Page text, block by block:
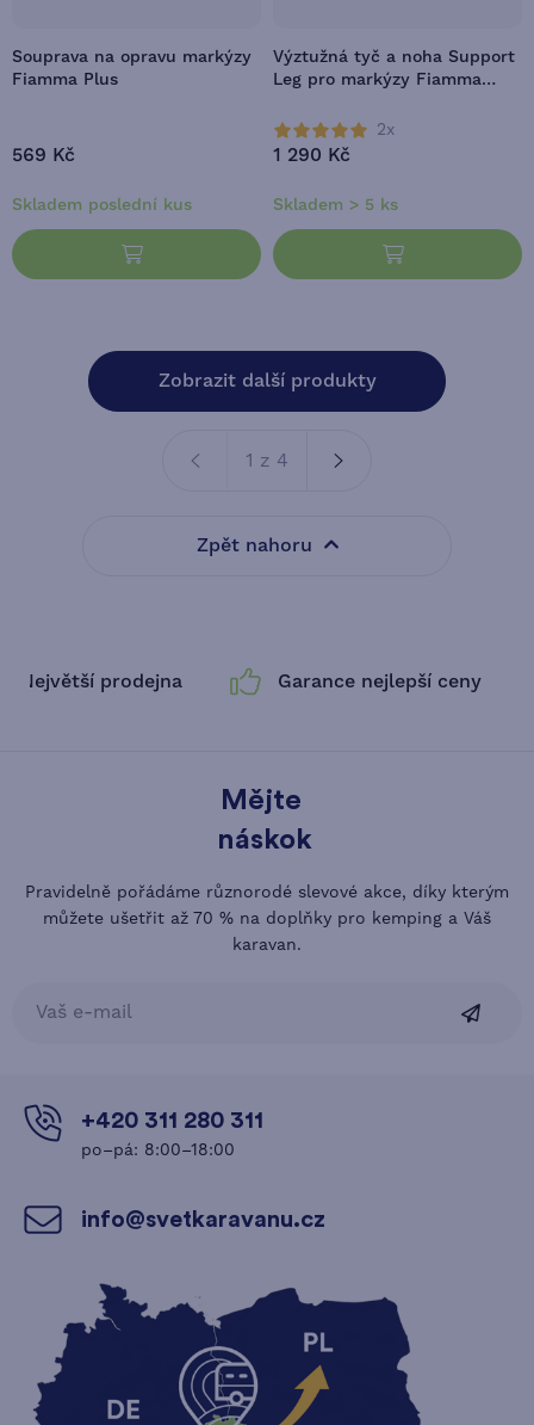
Souprava na opravu markýzy
Fiamma Plus
569 Kč
Skladem poslední kus
Výztužná tyč a noha Support
Leg pro markýzy Fiamma
2x
1 290 Kč
Skladem > 5 ks
Zpět nahoru
Zobrazit další produkty
1 z 4
Největší prodejna Garance nejlepší ceny
Mějte
náskok
Pravidelně pořádáme různorodé slevové akce, díky kterým
můžete ušetřit až 70 % na doplňky pro kemping a Váš
karavan.
+420 311 280 311
po–pá: 8:00–18:00
info@svetkaravanu.cz